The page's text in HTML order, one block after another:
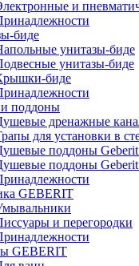
и
биде
унитазы-биде
унитазы-биде
биде
поддоны
дренажные
для установки в
поддоны Geberit
поддоны Geberit
GEBERIT
и перегородки
GEBERIT